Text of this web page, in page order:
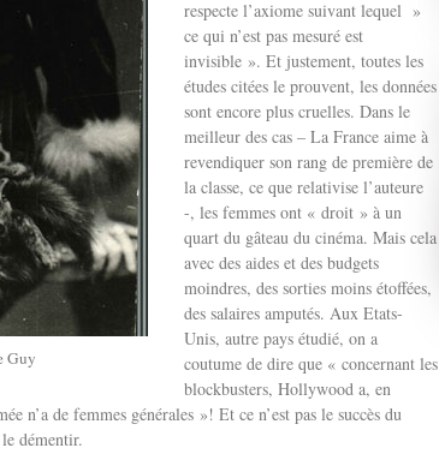
Guy
respecte l’axiome suivant lequel »
ce qui n’est pas mesuré est
invisible ». Et justement, toutes les
études citées le prouvent, les données
sont encore plus cruelles. Dans le
meilleur des cas – La France aime à
revendiquer son rang de première de
la classe, ce que relativise l’auteure
-, les femmes ont « droit » à un
quart du gâteau du cinéma. Mais cela
avec des aides et des budgets
moindres, des sorties moins étoffées,
des salaires amputés. Aux Etats-
Unis, autre pays étudié, on a
coutume de dire que « concernant les
blockbusters, Hollywood a, en
n’a de femmes générales »! Et ce n’est pas le succès du
démentir.